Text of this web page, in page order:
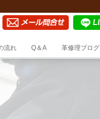
流れ Q＆A 革修理ブログ